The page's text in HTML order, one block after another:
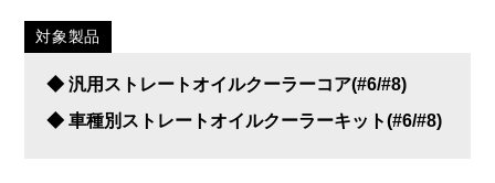
対象製品
◆ 汎用ストレートオイルクーラーコア(#6/#8)
◆ 車種別ストレートオイルクーラーキット(#6/#8)